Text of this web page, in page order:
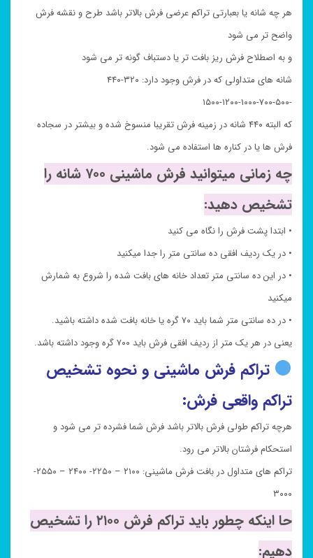
هر چه شانه یا بعبارتی تراکم عرضی فرش بالاتر باشد طرح و نقشه فرش
واضح تر می شود
و به اصطلاح فرش ریز بافت تر یا دستباف گونه تر می شود
شانه های متداولی که در فرش وجود دارد: ۳۲۰-۴۴۰
-۵۰۰-۷۰۰-۱۰۰۰-۱۲۰۰-۱۵۰۰
که البته ۴۴۰ شانه در زمینه فرش تقریبا منسوخ شده و بیشتر در سجاده
فرش ها یا در کناره ها استفاده می شود.
چه زمانی میتوانید فرش ماشینی ۷۰۰ شانه را
تشخیص دهید:
• ابتدا پشت فرش را نگاه می کنید
• در یک ردیف افقی ده سانتی متر را جدا میکنید
• در این ده سانتی متر تعداد خانه های بافت شده را شروع به شمارش
میکنید
• در ده سانتی متر شما باید ۷۰ گره یا خانه بافت شده داشته باشید.
یعنی در هر یک متر از ردیف افقی فرش باید ۷۰۰ گره وجود داشته باشد.
تراکم فرش ماشینی و نحوه تشخیص
تراکم واقعی فرش:
هرچه تراکم طولی فرش بالاتر باشد فرش شما فشرده تر می شود و
استحکام فرشتان بالاتر می رود.
تراکم های متداول در بافت فرش ماشینی: ۲۱۰۰ – ۲۲۵۰- ۲۴۰۰ – ۲۵۵۰-
۳۰۰۰
حا اینکه چطور باید تراکم فرش ۲۱۰۰ را تشخیص
دهیم: